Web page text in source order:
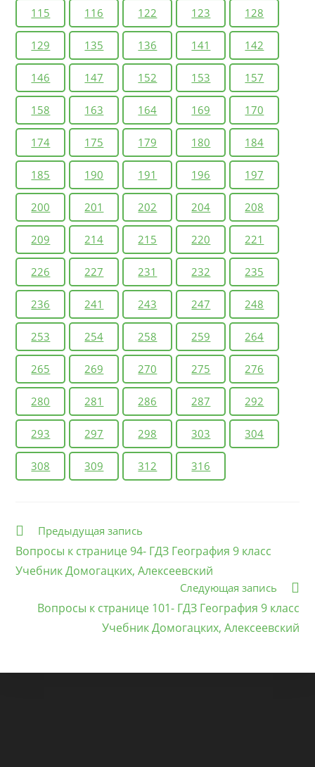
воспроизводства расселения?
2. Какие существуют виды трудовой деятельности?
3. Смешанная форма физического и умственного
труда.
Как вы думаете
Каким требованием должен соответствовать
работник в современных социально-экономических
условиях?
115 116 122 123 128
129 135 136 141 142
146 147 152 153 157
158 163 164 169 170
174 175 179 180 184
185 190 191 196 197
200 201 202 204 208
209 214 215 220 221
226 227 231 232 235
236 241 243 247 248
253 254 258 259 264
265 269 270 275 276
280 281 286 287 292
293 297 298 303 304
308 309 312 316
Еще
Предыдущая запись
Вопросы к странице 94- ГДЗ География 9 класс
Учебник Домогацких, Алексеевский
Следующая запись
Вопросы к странице 101- ГДЗ География 9 класс
Учебник Домогацких, Алексеевский